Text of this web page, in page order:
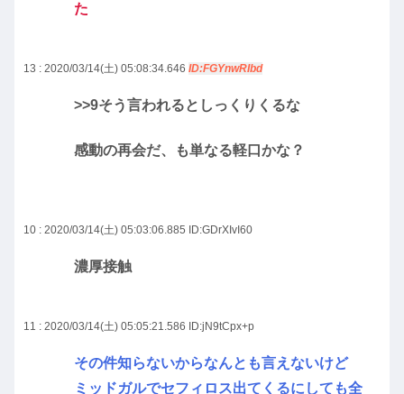
た
13 : 2020/03/14(土) 05:08:34.646 ID:FGYnwRIbd
>>9そう言われるとしっくりくるな
感動の再会だ、も単なる軽口かな？
10 : 2020/03/14(土) 05:03:06.885 ID:GDrXIvI60
濃厚接触
11 : 2020/03/14(土) 05:05:21.586 ID:jN9tCpx+p
その件知らないからなんとも言えないけど
ミッドガルでセフィロス出てくるにしても全